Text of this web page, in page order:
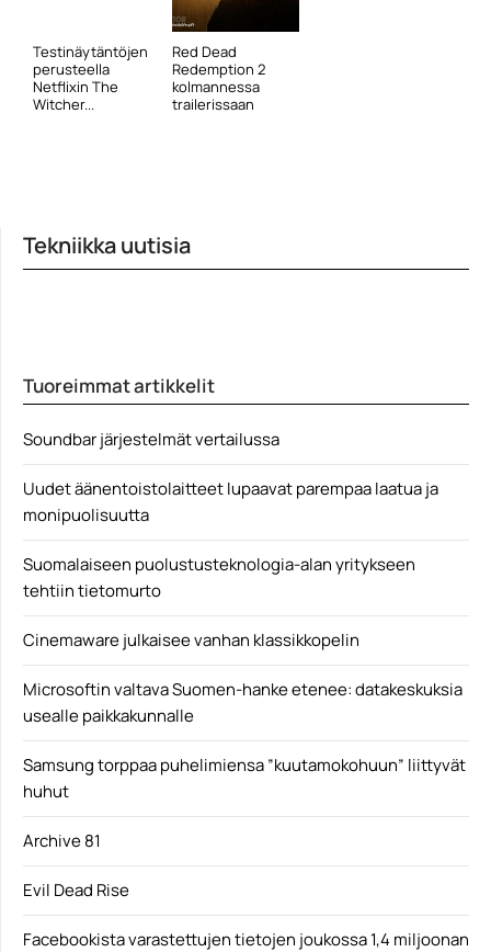
Testinäytäntöjen
perusteella
Netflixin The
Witcher...
Red Dead
Redemption 2
kolmannessa
trailerissaan
Tekniikka uutisia
Tuoreimmat artikkelit
Soundbar järjestelmät vertailussa
Uudet äänentoistolaitteet lupaavat parempaa laatua ja
monipuolisuutta
Suomalaiseen puolustusteknologia-alan yritykseen
tehtiin tietomurto
Cinemaware julkaisee vanhan klassikkopelin
Microsoftin valtava Suomen-hanke etenee: datakeskuksia
usealle paikkakunnalle
Samsung torppaa puhelimiensa ”kuutamokohuun” liittyvät
huhut
Archive 81
Evil Dead Rise
Facebookista varastettujen tietojen joukossa 1,4 miljoonan